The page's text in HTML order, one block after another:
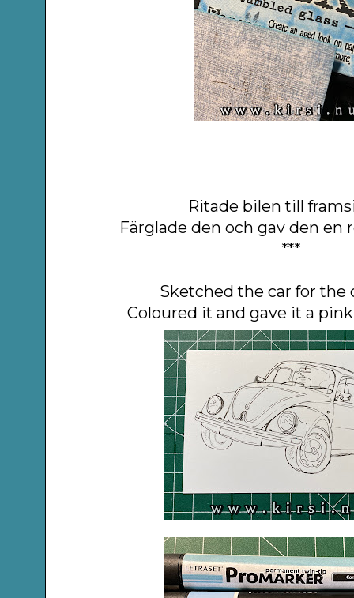
Ritade bilen till
Färglade den och gav den en
***
Sketched the car for the
Coloured it and gave it a